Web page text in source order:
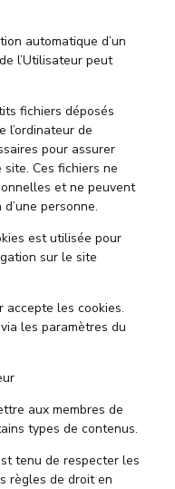
automatique d’un
l’Utilisateur peut
fichiers déposés
l’ordinateur de
pour assurer
Ces fichiers ne
et ne peuvent
personne.
est utilisée pour
sur le site
accepte les cookies.
les paramètres du
aux membres de
types de contenus.
tenu de respecter les
règles de droit en